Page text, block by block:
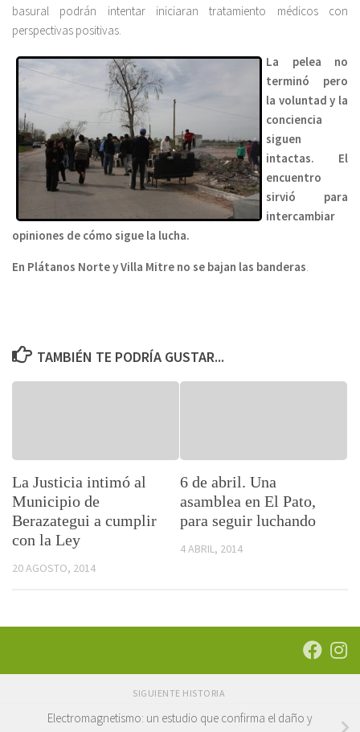
basural podrán intentar iniciaran tratamiento médicos con
perspectivas positivas.
La pelea no
terminó pero
la voluntad y la
conciencia
siguen
intactas. El
encuentro
sirvió para
intercambiar
opiniones de cómo sigue la lucha.
En Plátanos Norte y Villa Mitre no se bajan las banderas.
TAMBIÉN TE PODRÍA GUSTAR...
La Justicia intimó al
Municipio de
Berazategui a cumplir
con la Ley
20 AGOSTO, 2014
6 de abril. Una
asamblea en El Pato,
para seguir luchando
4 ABRIL, 2014
SIGUIENTE HISTORIA
Electromagnetismo: un estudio que confirma el daño y